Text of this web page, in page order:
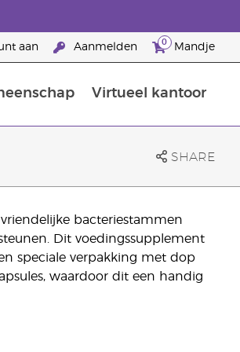
aan Aanmelden 0 Mandje
Virtueel kantoor
SHARE
bacteriestammen
Dit voedingssupplement
speciale verpakking met dop
waardoor dit een handig